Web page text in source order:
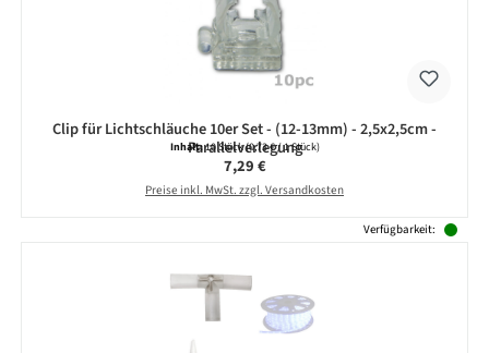
Clip für Lichtschläuche 10er Set - (12-13mm) - 2,5x2,5cm -
Parallelverlegung
Inhalt:10 Stück(0,73 € / 1 Stück)
Regulärer Preis:
7,29 €
Preise inkl. MwSt. zzgl. Versandkosten
Verfügbarkeit: